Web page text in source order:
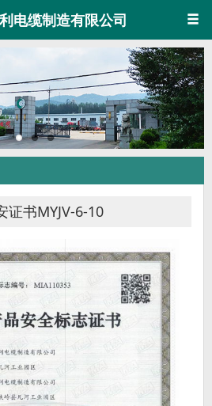
电缆制造有限公司
证书MYJV-6-10